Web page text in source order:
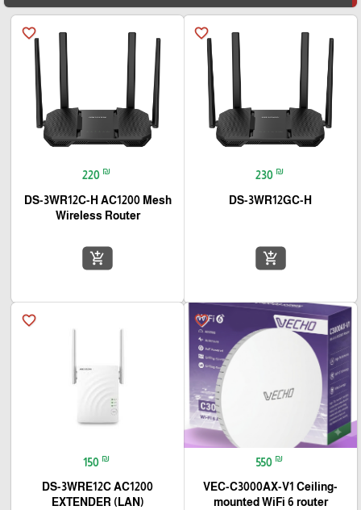
favorite_border
230 ₪
DS-3WR12GC-H
add_shopping_cart
favorite_border
220 ₪
DS-3WR12C-H AC1200 Mesh
Wireless Router
add_shopping_cart
favorite_border
550 ₪
VEC-C3000AX-V1 Ceiling-
mounted WiFi 6 router
favorite_border
150 ₪
DS-3WRE12C AC1200
EXTENDER (LAN)